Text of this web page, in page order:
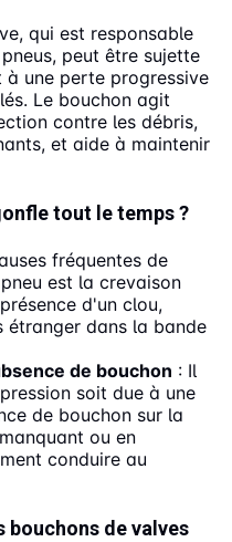
qui est responsable
peut être sujette
une perte progressive
Le bouchon agit
contre les débris,
et aide à maintenir
tout le temps ?
fréquentes de
est la crevaison
d'un clou,
étranger dans la bande
de bouchon : Il
soit due à une
de bouchon sur la
ou en
conduire au
bouchons de valves